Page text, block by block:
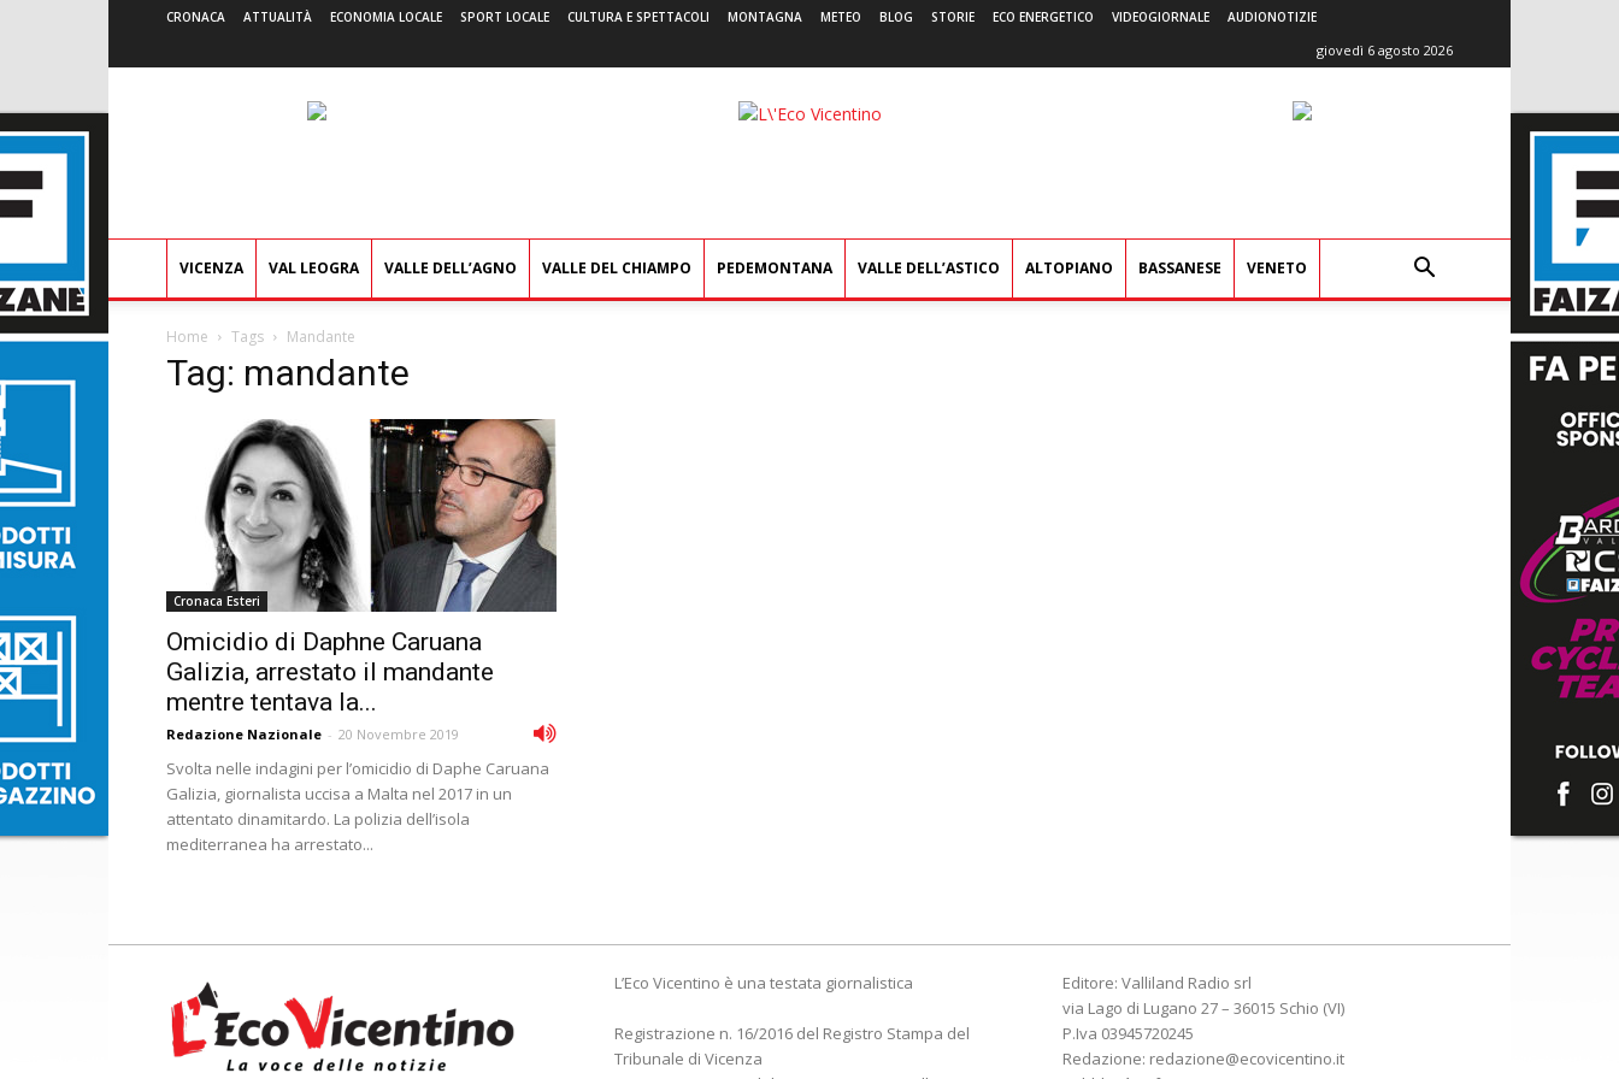
CRONACA ATTUALITÀ ECONOMIA LOCALE SPORT LOCALE CULTURA E SPETTACOLI MONTAGNA METEO BLOG STORIE ECO ENERGETICO VIDEOGIORNALE AUDIONOTIZIE
giovedì 6 agosto 2026
L'Eco
VICENZA VAL LEOGRA VALLE DELL’AGNO VALLE DEL CHIAMPO PEDEMONTANA VALLE DELL’ASTICO ALTOPIANO BASSANESE VENETO
Home Tags Mandante
Tag: mandante
Cronaca Esteri
Omicidio di Daphne Caruana
Galizia, arrestato il mandante
mentre tentava la...
Redazione Nazionale - 20 Novembre 2019
Svolta nelle indagini per l’omicidio di Daphe Caruana
Galizia, giornalista uccisa a Malta nel 2017 in un
attentato dinamitardo. La polizia dell’isola
mediterranea ha arrestato...
L’Eco Vicentino è una testata giornalistica
Registrazione n. 16/2016 del Registro Stampa del
Tribunale di Vicenza
Editore: Valliland Radio srl
via Lago di Lugano 27 – 36015 Schio (VI)
P.Iva 03945720245
Redazione: redazione@ecovicentino.it